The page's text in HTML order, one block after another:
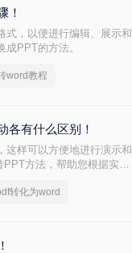
！
式，以便进行编辑、展示和
PPT的方法。
word教程
各有什么区别！
这样可以方便地进行演示和
方法，帮助您根据实际
转化为word